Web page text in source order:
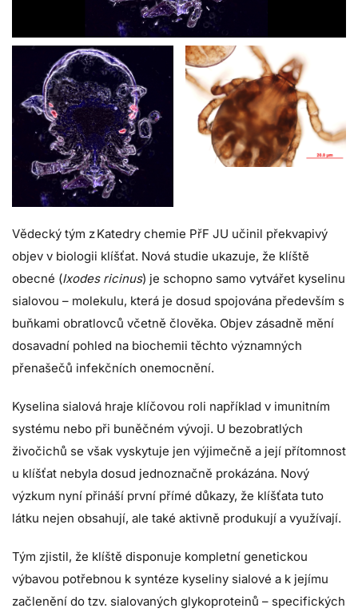
Vědecký tým z Katedry chemie PřF JU učinil překvapivý
objev v biologii klíšťat. Nová studie ukazuje, že klíště
obecné (Ixodes ricinus) je schopno samo vytvářet kyselinu
sialovou – molekulu, která je dosud spojována především s
buňkami obratlovců včetně člověka. Objev zásadně mění
dosavadní pohled na biochemii těchto významných
přenašečů infekčních onemocnění.
Kyselina sialová hraje klíčovou roli například v imunitním
systému nebo při buněčném vývoji. U bezobratlých
živočichů se však vyskytuje jen výjimečně a její přítomnost
u klíšťat nebyla dosud jednoznačně prokázána. Nový
výzkum nyní přináší první přímé důkazy, že klíšťata tuto
látku nejen obsahují, ale také aktivně produkují a využívají.
Tým zjistil, že klíště disponuje kompletní genetickou
výbavou potřebnou k syntéze kyseliny sialové a k jejímu
začlenění do tzv. sialovaných glykoproteinů – specifických